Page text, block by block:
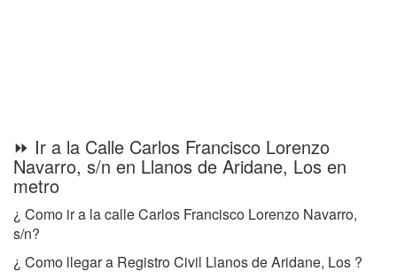
⏩ Ir a la Calle Carlos Francisco Lorenzo
Navarro, s/n en Llanos de Aridane, Los en
metro
¿ Como ir a la calle Carlos Francisco Lorenzo Navarro,
s/n?
¿ Como llegar a Registro Civil Llanos de Aridane, Los ?